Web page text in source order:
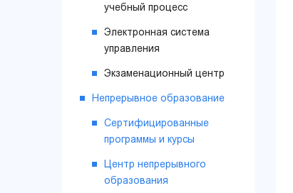
учебный процесс
Электронная система
управления
Экзаменационный центр
Непрерывное образование
Сертифицированные
программы и курсы
Центр непрерывного
образования